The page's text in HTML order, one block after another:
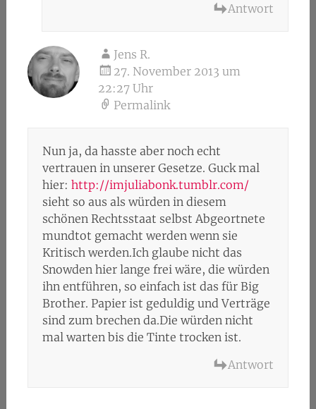
Antwort
Jens R.
27. November 2013 um
22:27 Uhr
Permalink
Nun ja, da hasste aber noch echt
vertrauen in unserer Gesetze. Guck mal
hier: http://imjuliabonk.tumblr.com/
sieht so aus als würden in diesem
schönen Rechtsstaat selbst Abgeortnete
mundtot gemacht werden wenn sie
Kritisch werden.Ich glaube nicht das
Snowden hier lange frei wäre, die würden
ihn entführen, so einfach ist das für Big
Brother. Papier ist geduldig und Verträge
sind zum brechen da.Die würden nicht
mal warten bis die Tinte trocken ist.
Antwort